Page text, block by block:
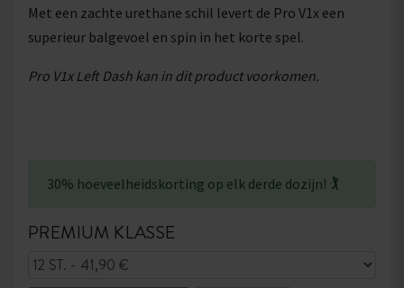
Met een zachte urethane schil levert de Pro V1x een
superieur balgevoel en spin in het korte spel.
Pro V1x Left Dash kan in dit product voorkomen.
30% hoeveelheidskorting op elk derde dozijn! 🏌
PREMIUM KLASSE